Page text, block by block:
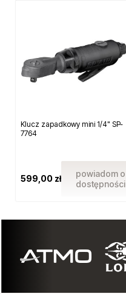
Klucz zapadkowy mini 1/4" SP-
7764
599,00 zł
powiadom o
dostępności